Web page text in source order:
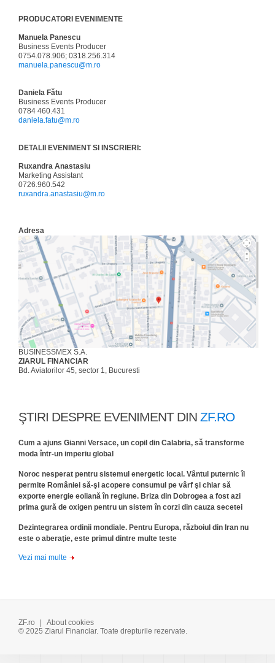
PRODUCATORI EVENIMENTE
Manuela Panescu
Business Events Producer
0754.078.906; 0318.256.314
manuela.panescu@m.ro
Daniela Fătu
Business Events Producer
0784 460.431
daniela.fatu@m.ro
DETALII EVENIMENT SI INSCRIERI:
Ruxandra Anastasiu
Marketing Assistant
0726.960.542
ruxandra.anastasiu@m.ro
Adresa
BUSINESSMEX S.A.
ZIARUL FINANCIAR
Bd. Aviatorilor 45, sector 1, Bucuresti
ŞTIRI DESPRE EVENIMENT DIN ZF.RO
Cum a ajuns Gianni Versace, un copil din Calabria, să transforme
moda într-un imperiu global
Noroc nesperat pentru sistemul energetic local. Vântul puternic îi
permite României să-şi acopere consumul pe vârf şi chiar să
exporte energie eoliană în regiune. Briza din Dobrogea a fost azi
prima gură de oxigen pentru un sistem în corzi din cauza secetei
Dezintegrarea ordinii mondiale. Pentru Europa, războiul din Iran nu
este o aberaţie, este primul dintre multe teste
Vezi mai multe
ZF.ro |
About cookies
© 2025 Ziarul Financiar. Toate drepturile rezervate.